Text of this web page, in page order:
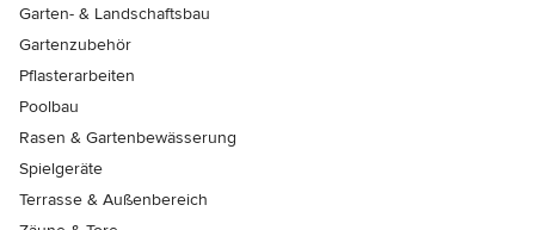
Garten- & Landschaftsbau
Gartenzubehör
Pflasterarbeiten
Poolbau
Rasen & Gartenbewässerung
Spielgeräte
Terrasse & Außenbereich